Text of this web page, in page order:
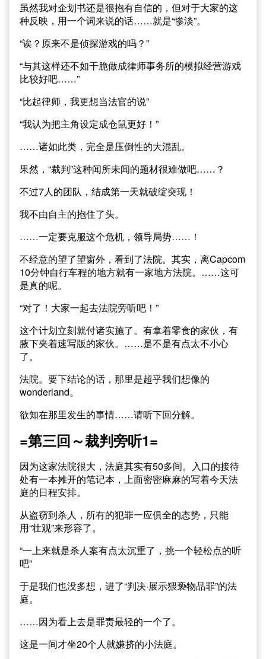
虽然我对企划书还是很抱有自信的，但对于大家的这
种反映，用一个词来说的话……就是“惨淡”。
“诶？原来不是侦探游戏的吗？”
“与其这样还不如干脆做成律师事务所的模拟经营游戏
比较好吧……”
“比起律师，我更想当法官的说”
“我认为把主角设定成仓鼠更好！”
……诸如此类，完全是压倒性的大混乱。
果然，“裁判”这种闻所未闻的题材很难做吧……？
不过7人的团队，结成第一天就破绽突现！
我不由自主的抱住了头。
……一定要克服这个危机，领导局势……！
不经意的望了望窗外，看到了法院。其实，离Capcom
10分钟自行车程的地方就有一家地方法院。……这可
是真的呢。
“对了！大家一起去法院旁听吧！”
这个计划立刻就付诸实施了。有拿着零食的家伙，有
腋下夹着速写版的家伙。……是不是有点太不小心
了。
法院。要下结论的话，那里是超乎我们想像的
wonderland。
欲知在那里发生的事情……请听下回分解。
=第三回～裁判旁听1=
因为这家法院很大，法庭其实有50多间。入口的接待
处有一本摊开的笔记本，上面密密麻麻的写着今天法
庭的日程安排。
从盗窃到杀人，所有的犯罪一应俱全的态势，只能
用“壮观”来形容了。
“一上来就是杀人案有点太沉重了，挑一个轻松点的听
吧”
于是我们也没多想，进了“判决·展示猥亵物品罪”的法
庭。
……因为看上去是罪责最轻的一个了。
这是一间才坐20个人就嫌挤的小法庭。